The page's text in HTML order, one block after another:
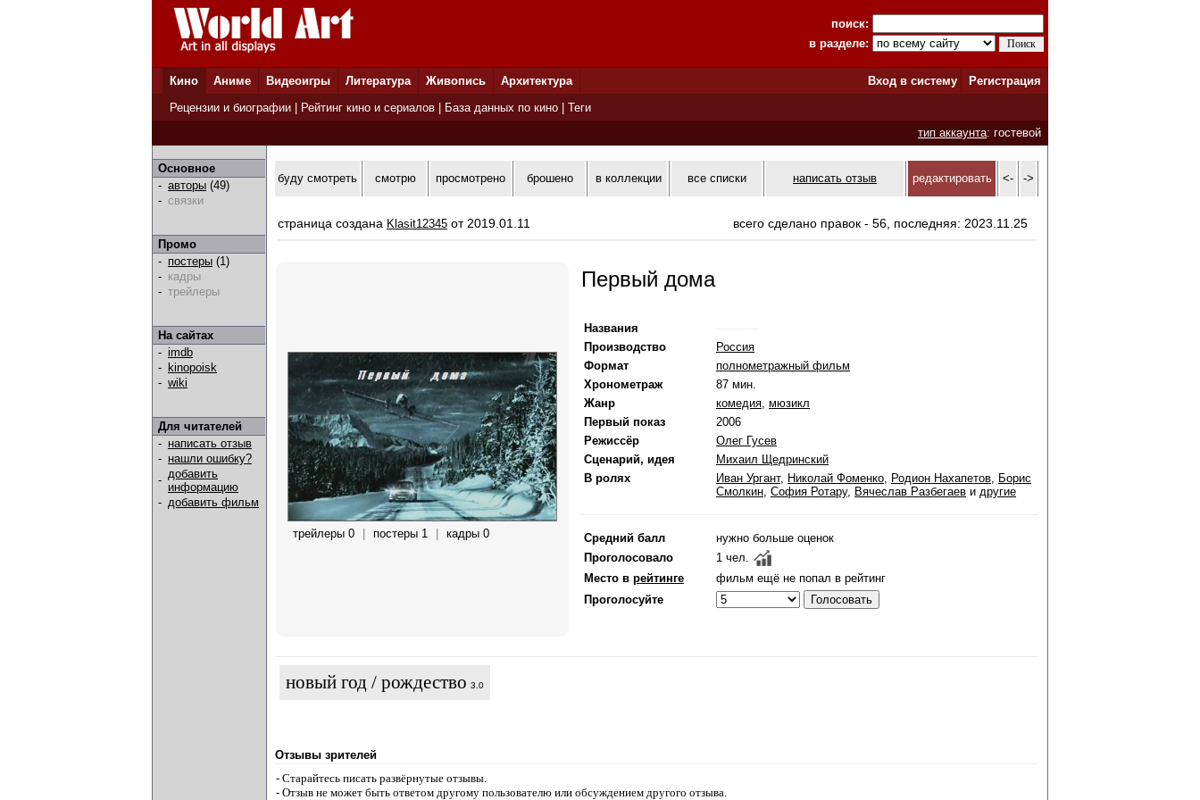
поиск:
в разделе:
Кино Аниме Видеоигры Литература Живопись Архитектура Вход в систему
Регистрация
Рецензии и биографии
Рейтинг кино и сериалов База данных по кино
Теги
тип аккаунта: гостевой
Основное
- авторы (49)
- связки
Промо
- постеры (1)
- кадры
- трейлеры
На сайтах
- imdb
- kinopoisk
- wiki
Для читателей
- написать отзыв
- нашли ошибку?
- добавить
информацию
- добавить фильм
буду смотреть смотрю просмотрено брошено в коллекции все списки написать отзыв редактировать <- ->
страница создана Klasit12345 от 2019.01.11 всего сделано правок - 56, последняя: 2023.11.25
трейлеры 0 | постеры 1 | кадры 0
Первый дома
Названия
Производство
Россия
Формат
полнометражный фильм
Хронометраж
87 мин.
Жанр
комедия, мюзикл
Первый показ
2006
Режиссёр
Олег Гусев
Сценарий, идея
Михаил Щедринский
В ролях
Иван Ургант, Николай Фоменко, Родион Нахапетов, Борис
Смолкин, София Ротару, Вячеслав Разбегаев и другие
Средний балл
нужно больше оценок
Проголосовало
1 чел.
Место в рейтинге
фильм ещё не попал в рейтинг
Проголосуйте
новый год / рождество 3.0
Отзывы зрителей
- Старайтесь писать развёрнутые отзывы.
- Отзыв не может быть ответом другому пользователю или обсуждением другого отзыва.